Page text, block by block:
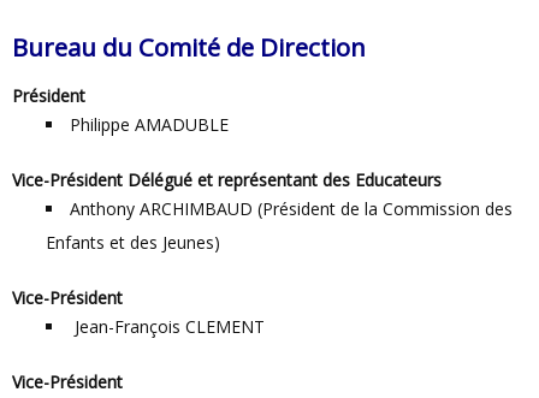
Bureau du Comité de Direction
Président
Philippe AMADUBLE
Vice-Président Délégué et représentant des Educateurs
Anthony ARCHIMBAUD (Président de la Commission des
Enfants et des Jeunes)
Vice-Président
Jean-François CLEMENT
Vice-Président